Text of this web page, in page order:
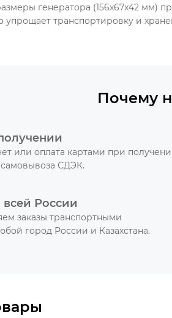
генератора (156x67x42 мм)
упрощает транспортировку и
Почему
или оплата картами при
самовывоза СДЭК.
России
заказы транспортными
город России и Казахстана.